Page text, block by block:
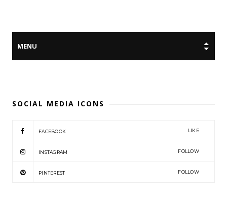
SOCIAL MEDIA ICONS
FACEBOOK LIKE
INSTAGRAM FOLLOW
PINTEREST FOLLOW